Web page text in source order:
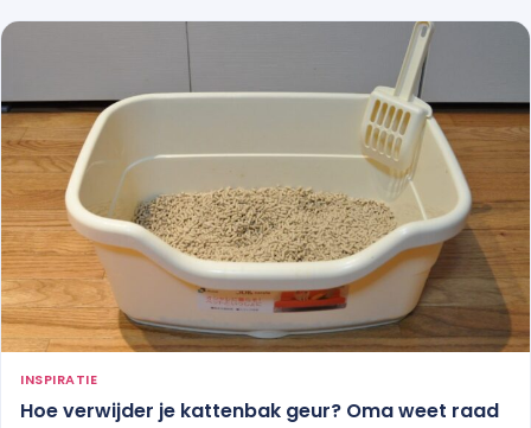
INSPIRATIE
Hoe verwijder je kattenbak geur? Oma weet raad